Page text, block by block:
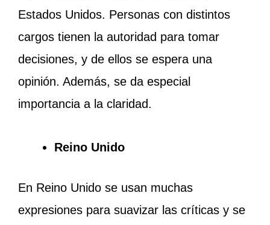
Estados Unidos. Personas con distintos
cargos tienen la autoridad para tomar
decisiones, y de ellos se espera una
opinión. Además, se da especial
importancia a la claridad.
Reino Unido
En Reino Unido se usan muchas
expresiones para suavizar las críticas y se